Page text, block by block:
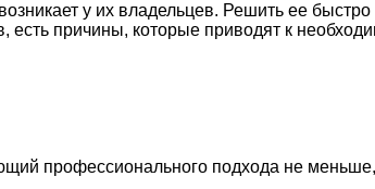
у их владельцев. Решить ее
причины, которые приводят к
профессионального подхода не